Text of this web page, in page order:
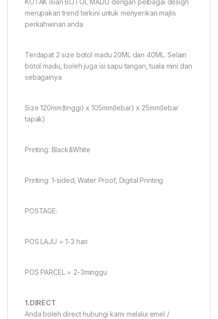
KOTAK isian BOTOL MADU dengan pelbagai design
merupakan trend terkini untuk menyerikan majlis
perkahwinan anda
Terdapat 2 size botol madu 20ML dan 40ML. Selain
botol madu, boleh juga isi sapu tangan, tuala mini dan
sebagainya
Size 120mm(tinggi) x 105mm(lebar) x 25mm(lebar
tapak)
Printing: Black&White
Printing: 1-sided; Water Proof, Digital Printing
POSTAGE:
POS LAJU = 1-3 hari
POS PARCEL = 2-3minggu
1.DIRECT
Anda boleh direct hubungi kami melalui emel /